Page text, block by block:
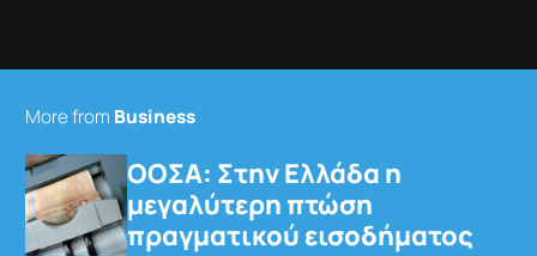
More from Business
ΟΟΣΑ: Στην Ελλάδα η
μεγαλύτερη πτώση
πραγματικού εισοδήματος